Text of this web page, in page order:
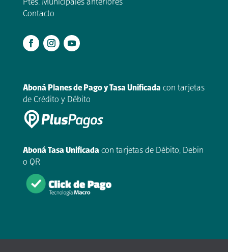
Ptes. Municipales anteriores
Contacto
Aboná Planes de Pago y Tasa Unificada con tarjetas
de Crédito y Débito
Aboná Tasa Unificada con tarjetas de Débito, Debin
o QR